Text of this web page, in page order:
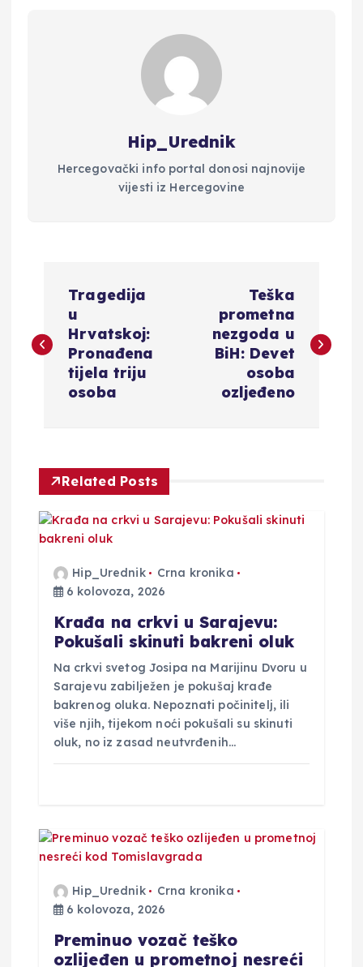
Hip_Urednik
Hercegovački info portal donosi najnovije
vijesti iz Hercegovine
v
a
c
v
Tragedija
u
Hrvatskoj:
Pronađena
tijela triju
osoba
Teška
prometna
nezgoda u
BiH: Devet
osoba
ozljeđeno
Related Posts
Hip_Urednik
Crna kronika
6 kolovoza, 2026
Krađa na crkvi u Sarajevu:
Pokušali skinuti bakreni oluk
Na crkvi svetog Josipa na Marijinu Dvoru u
Sarajevu zabilježen je pokušaj krađe
bakrenog oluka. Nepoznati počinitelj, ili
više njih, tijekom noći pokušali su skinuti
oluk, no iz zasad neutvrđenih…
Hip_Urednik
Crna kronika
6 kolovoza, 2026
Preminuo vozač teško
ozlijeđen u prometnoj nesreći